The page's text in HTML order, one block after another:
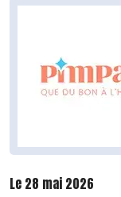
Le 28 mai 2026